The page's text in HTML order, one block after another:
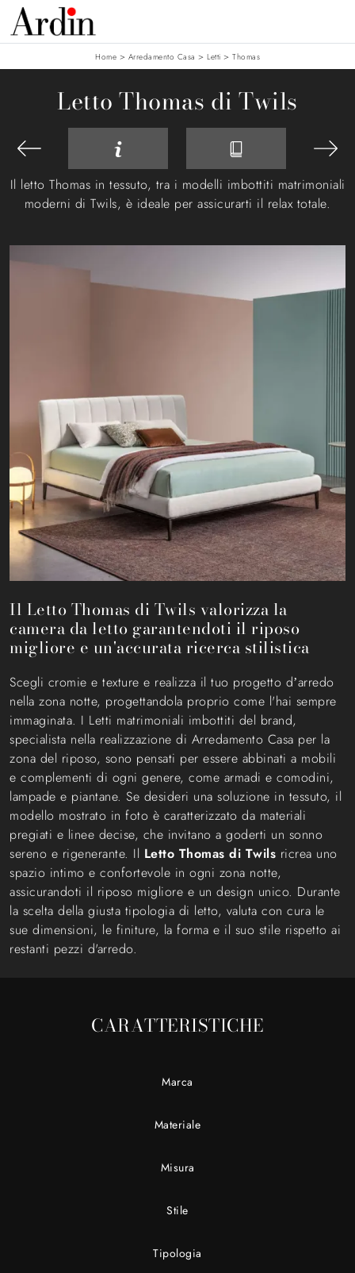
Home > Arredamento Casa > Letti > Thomas
Letto Thomas di Twils
Il letto Thomas in tessuto, tra i modelli imbottiti matrimoniali
moderni di Twils, è ideale per assicurarti il relax totale.
Il Letto Thomas di Twils valorizza la
camera da letto garantendoti il riposo
migliore e un'accurata ricerca stilistica
Scegli cromie e texture e realizza il tuo progetto d’arredo
nella zona notte, progettandola proprio come l'hai sempre
immaginata. I Letti matrimoniali imbottiti del brand,
specialista nella realizzazione di Arredamento Casa per la
zona del riposo, sono pensati per essere abbinati a mobili
e complementi di ogni genere, come armadi e comodini,
lampade e piantane. Se desideri una soluzione in tessuto, il
modello mostrato in foto è caratterizzato da materiali
pregiati e linee decise, che invitano a goderti un sonno
sereno e rigenerante. Il Letto Thomas di Twils ricrea uno
spazio intimo e confortevole in ogni zona notte,
assicurandoti il riposo migliore e un design unico. Durante
la scelta della giusta tipologia di letto, valuta con cura le
sue dimensioni, le finiture, la forma e il suo stile rispetto ai
restanti pezzi d'arredo.
CARATTERISTICHE
Marca
Materiale
Misura
Stile
Tipologia